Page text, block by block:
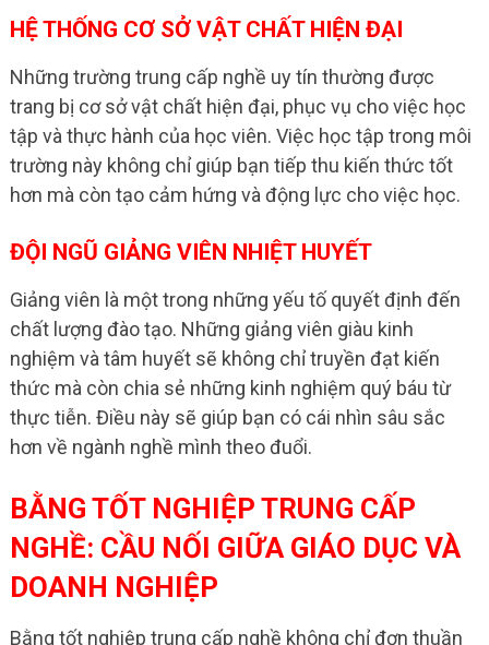
HỆ THỐNG CƠ SỞ VẬT CHẤT HIỆN ĐẠI
Những trường trung cấp nghề uy tín thường được
trang bị cơ sở vật chất hiện đại, phục vụ cho việc học
tập và thực hành của học viên. Việc học tập trong môi
trường này không chỉ giúp bạn tiếp thu kiến thức tốt
hơn mà còn tạo cảm hứng và động lực cho việc học.
ĐỘI NGŨ GIẢNG VIÊN NHIỆT HUYẾT
Giảng viên là một trong những yếu tố quyết định đến
chất lượng đào tạo. Những giảng viên giàu kinh
nghiệm và tâm huyết sẽ không chỉ truyền đạt kiến
thức mà còn chia sẻ những kinh nghiệm quý báu từ
thực tiễn. Điều này sẽ giúp bạn có cái nhìn sâu sắc
hơn về ngành nghề mình theo đuổi.
BẰNG TỐT NGHIỆP TRUNG CẤP
NGHỀ: CẦU NỐI GIỮA GIÁO DỤC VÀ
DOANH NGHIỆP
Bằng tốt nghiệp trung cấp nghề không chỉ đơn thuần